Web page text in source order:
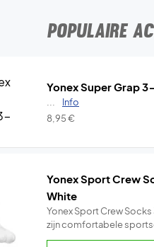
POPULAIRE
Yonex Super Grap
Info
8,95€
Yonex Sport Crew
White
Yonex Sport Crew
zijn comfortabele